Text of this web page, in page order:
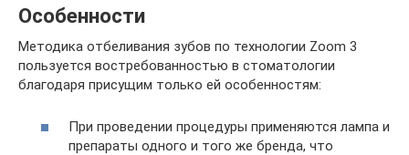
Особенности
Методика отбеливания зубов по технологии Zoom 3
пользуется востребованностью в стоматологии
благодаря присущим только ей особенностям:
При проведении процедуры применяются лампа и
препараты одного и того же бренда, что